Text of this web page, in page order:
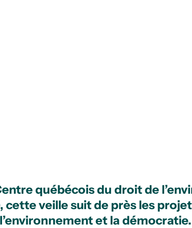
québécois du droit de
cette veille suit de près les
et la